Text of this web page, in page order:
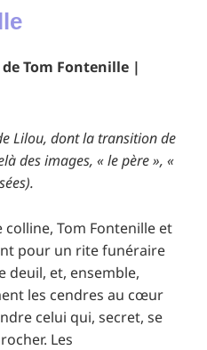
Tom Fontenille |
Lilou, dont la transition de
des images, « le père », «
colline, Tom Fontenille et
pour un rite funéraire
deuil, et, ensemble,
les cendres au cœur
celui qui, secret, se
Les